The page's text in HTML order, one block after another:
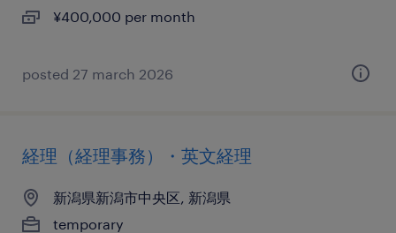
¥400,000 per month
posted 27 march 2026
経理（経理事務）・英文経理
新潟県新潟市中央区, 新潟県
temporary